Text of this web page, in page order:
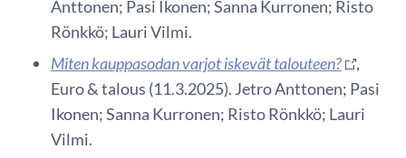
Anttonen; Pasi Ikonen; Sanna Kurronen; Risto
Rönkkö; Lauri Vilmi.
Miten kauppasodan varjot iskevät talouteen?
,
Euro & talous (11.3.2025). Jetro Anttonen; Pasi
Ikonen; Sanna Kurronen; Risto Rönkkö; Lauri
Vilmi.